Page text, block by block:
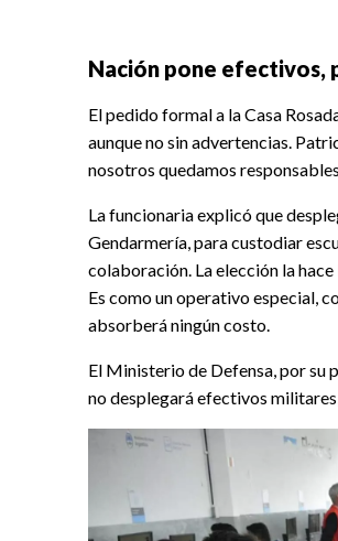
Nación pone efectivos,
El pedido formal a la Casa
aunque no sin advertencias.
nosotros quedamos
La funcionaria explicó que
Gendarmería, para custodiar
colaboración. La elección la
Es como un operativo especial,
absorberá ningún costo.
El Ministerio de Defensa, por su
no desplegará efectivos